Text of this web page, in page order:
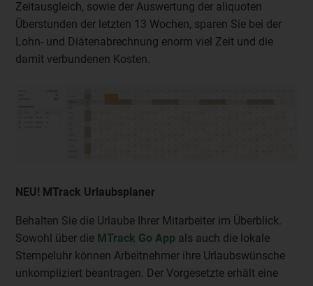
Zeitausgleich, sowie der Auswertung der aliquoten
Überstunden der letzten 13 Wochen, sparen Sie bei der
Lohn- und Diätenabrechnung enorm viel Zeit und die
damit verbundenen Kosten.
NEU! MTrack Urlaubsplaner
Behalten Sie die Urlaube Ihrer Mitarbeiter im Überblick.
Sowohl über die MTrack Go App als auch die lokale
Stempeluhr können Arbeitnehmer ihre Urlaubswünsche
unkompliziert beantragen. Der Vorgesetzte erhält eine